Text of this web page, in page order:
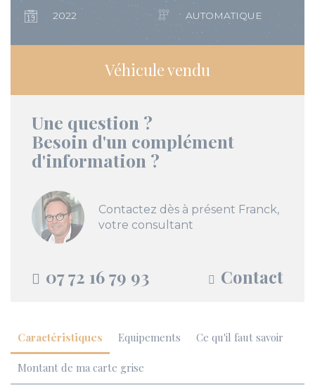
2022 AUTOMATIQUE
Véhicule vendu
Une question ?
Besoin d'un complément
d'information ?
Contactez dès à présent Franck,
votre consultant
07 72 16 79 93 Contact
Caractéristiques Equipements Ce qu'il faut savoir
Montant de ma carte grise